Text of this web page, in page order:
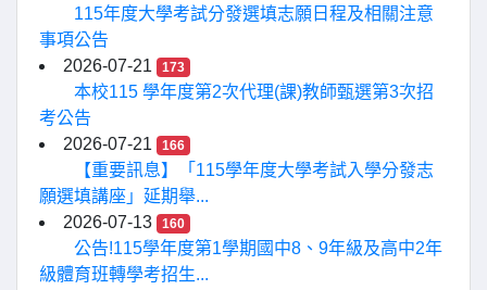
115年度大學考試分發選填志願日程及相關注意
事項公告
2026-07-21
173
本校115 學年度第2次代理(課)教師甄選第3次招
考公告
2026-07-21
166
【重要訊息】「115學年度大學考試入學分發志
願選填講座」延期舉...
2026-07-13
160
公告!115學年度第1學期國中8、9年級及高中2年
級體育班轉學考招生...